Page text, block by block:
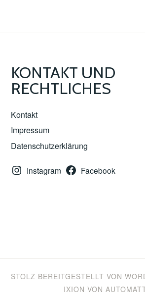
KONTAKT UND
RECHTLICHES
Kontakt
Impressum
Datenschutzerklärung
Instagram Facebook
STOLZ BEREITGESTELLT VON
IXION VON